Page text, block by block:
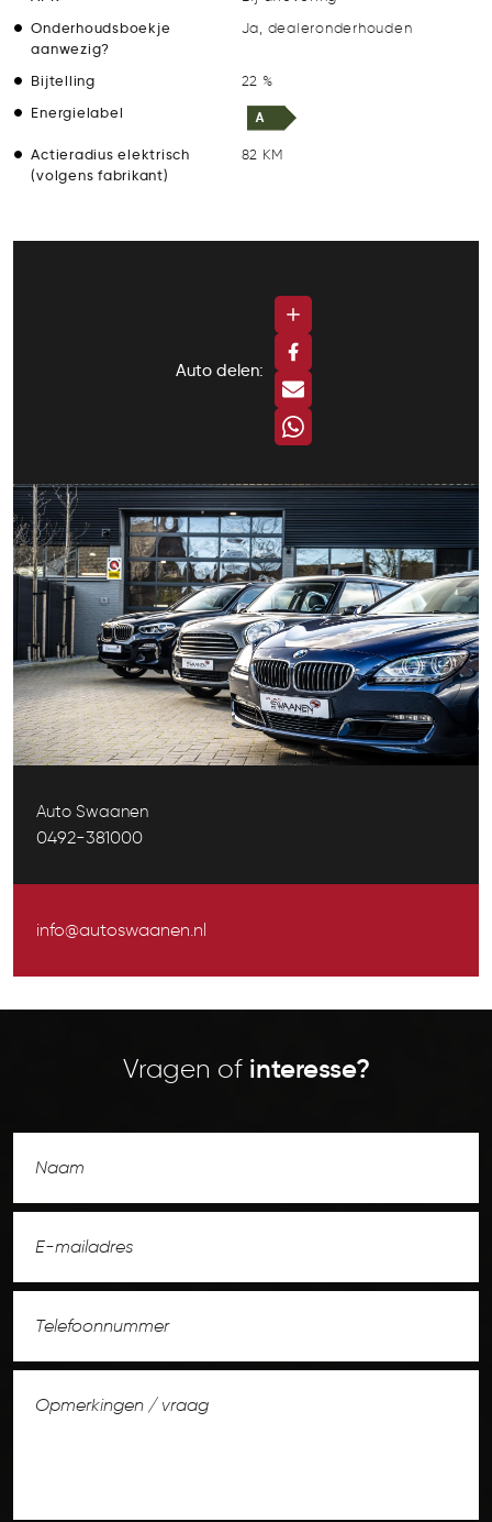
Onderhoudsboekje
aanwezig?
Ja, dealeronderhouden
Bijtelling 22 %
Energielabel
Actieradius elektrisch
(volgens fabrikant)
82 KM
Auto delen:
Auto Swaanen
0492-381000
info@autoswaanen.nl
Vragen of interesse?